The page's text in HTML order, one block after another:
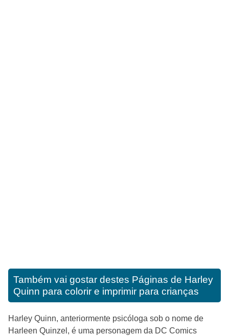
Também vai gostar destes Páginas de Harley
Quinn para colorir e imprimir para crianças
Harley Quinn, anteriormente psicóloga sob o nome de
Harleen Quinzel, é uma personagem da DC Comics